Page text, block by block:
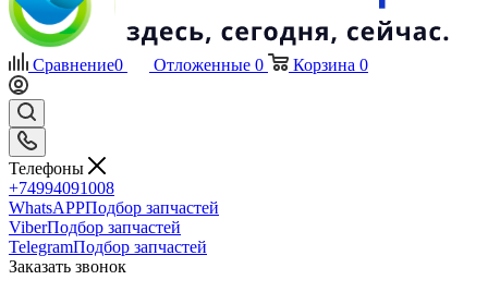
Сравнение0 Отложенные 0 Корзина 0
Телефоны
+74994091008
WhatsAPPПодбор запчастей
ViberПодбор запчастей
TelegramПодбор запчастей
Заказать звонок